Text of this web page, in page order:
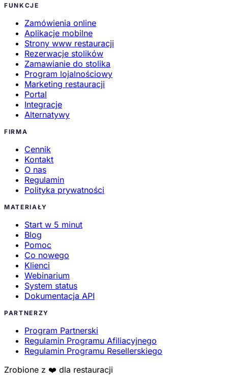
FUNKCJE
Zamówienia online
Aplikacje mobilne
Strony www restauracji
Rezerwacje stolików
Zamawianie do stolika
Program lojalnościowy
Marketing restauracji
Portal
Integracje
Alternatywy
FIRMA
Cennik
Kontakt
O nas
Regulamin
Polityka prywatności
MATERIAŁY
Start w 5 minut
Blog
Pomoc
Co nowego
Klienci
Webinarium
System status
Dokumentacja API
PARTNERZY
Program Partnerski
Regulamin Programu Afiliacyjnego
Regulamin Programu Resellerskiego
Zrobione z ❤️ dla restauracji